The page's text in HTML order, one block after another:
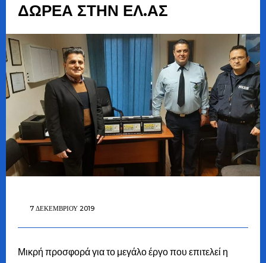
ΔΩΡΕΑ ΣΤΗΝ ΕΛ.ΑΣ
7 ΔΕΚΕΜΒΡΊΟΥ 2019
Μικρή προσφορά για το μεγάλο έργο που επιτελεί η